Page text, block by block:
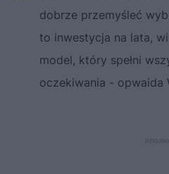
dobrze przemyśleć
to inwestycja na lata,
model, który spełni
oczekiwania - opwaida